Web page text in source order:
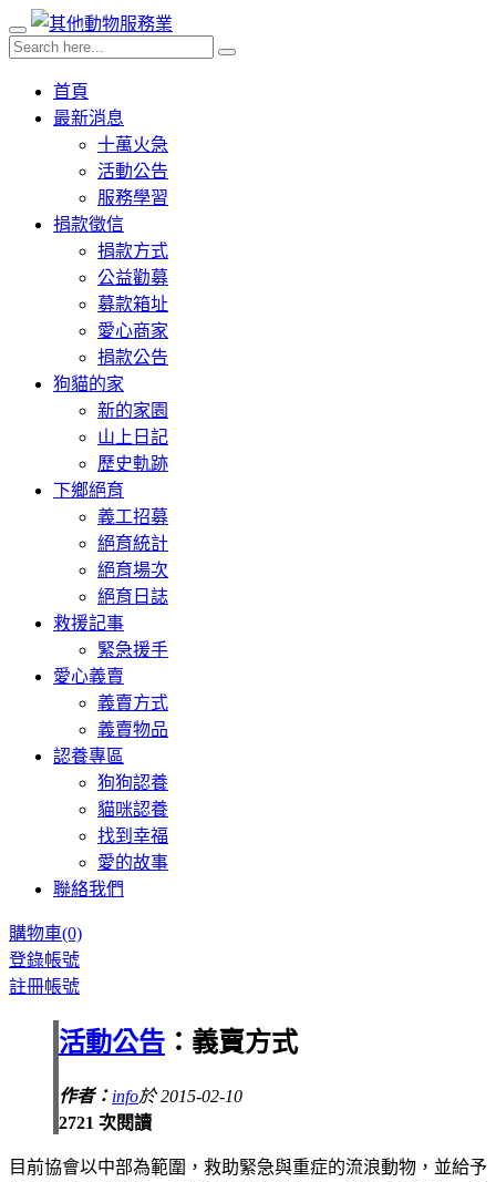
首頁
最新消息
十萬火急
活動公告
服務學習
捐款徵信
捐款方式
公益勸募
募款箱址
愛心商家
捐款公告
狗貓的家
新的家園
山上日記
歷史軌跡
下鄉絕育
義工招募
絕育統計
絕育場次
絕育日誌
救援記事
緊急援手
愛心義賣
義賣方式
義賣物品
認養專區
狗狗認養
貓咪認養
找到幸福
愛的故事
聯絡我們
購物車(0)
登錄帳號
註冊帳號
活動公告 ：義賣方式
作者： info於 2015-02-10
2721 次閱讀
目前協會以中部為範圍，救助緊急與重症的流浪動物，並給予